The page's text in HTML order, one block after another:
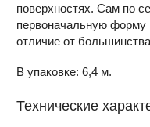
поверхностях. Сам по
первоначальную форму
отличие от
В упаковке: 6,4 м.
Технические